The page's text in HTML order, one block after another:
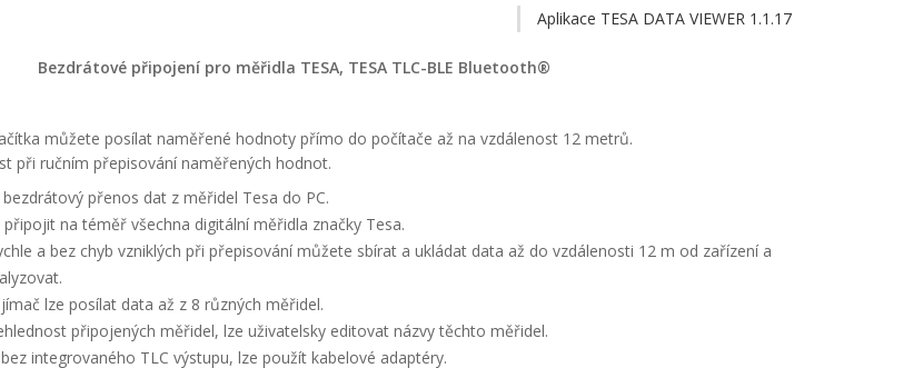
Aplikace TESA DATA VIEWER 1.1.17
Bezdrátové připojení pro měřidla TESA, TESA TLC-BLE Bluetooth®
můžete posílat naměřené hodnoty přímo do počítače až na vzdálenost 12 metrů.
při ručním přepisování naměřených hodnot.
přenos dat z měřidel Tesa do PC.
připojit na téměř všechna digitální měřidla značky Tesa.
a bez chyb vzniklých při přepisování můžete sbírat a ukládat data až do vzdálenosti 12 m od zařízení a
lze posílat data až z 8 různých měřidel.
připojených měřidel, lze uživatelsky editovat názvy těchto měřidel.
integrovaného TLC výstupu, lze použít kabelové adaptéry.